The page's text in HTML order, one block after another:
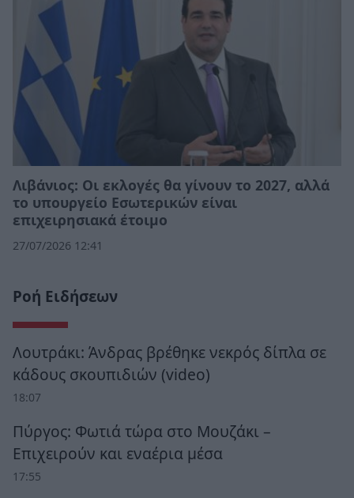
Λιβάνιος: Οι εκλογές θα γίνουν το 2027, αλλά
το υπουργείο Εσωτερικών είναι
επιχειρησιακά έτοιμο
27/07/2026 12:41
Ροή Ειδήσεων
Λουτράκι: Άνδρας βρέθηκε νεκρός δίπλα σε
κάδους σκουπιδιών (video)
18:07
Πύργος: Φωτιά τώρα στο Μουζάκι –
Επιχειρούν και εναέρια μέσα
17:55